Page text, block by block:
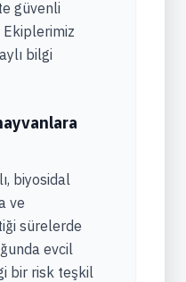
güvenli
Ekiplerimiz
bilgi
biyosidal
ve
sürelerde
evcil
bir risk teşkil